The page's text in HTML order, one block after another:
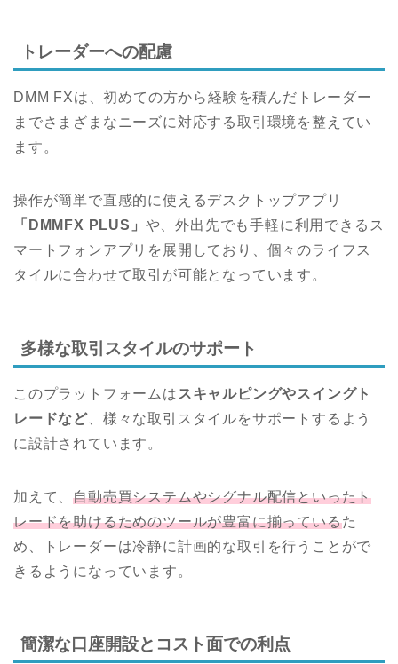
トレーダーへの配慮
DMM FXは、初めての方から経験を積んだトレーダー
までさまざまなニーズに対応する取引環境を整えてい
ます。
操作が簡単で直感的に使えるデスクトップアプリ
「DMMFX PLUS」 や、外出先でも手軽に利用できるス
マートフォンアプリを展開しており、個々のライフス
タイルに合わせて取引が可能となっています。
多様な取引スタイルのサポート
このプラットフォームは スキャルピングやスイングト
レードなど 、様々な取引スタイルをサポートするよう
に設計されています。
加えて、自動売買システムやシグナル配信といったト
レードを助けるためのツールが豊富に揃っているた
め、トレーダーは冷静に計画的な取引を行うことがで
きるようになっています。
簡潔な口座開設とコスト面での利点